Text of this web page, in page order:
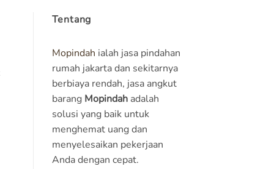
Tentang
Mopindah ialah jasa pindahan
rumah jakarta dan sekitarnya
berbiaya rendah, jasa angkut
barang Mopindahadalah
solusi yang baik untuk
menghemat uang dan
menyelesaikan pekerjaan
Anda dengan cepat.